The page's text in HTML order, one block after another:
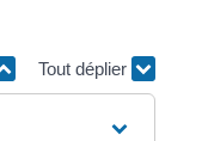
Tout déplier